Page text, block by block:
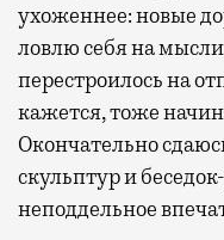
ухоженнее: новые
ловлю себя на
перестроилось на
кажется, тоже
Окончательно
скульптур и
неподдельное